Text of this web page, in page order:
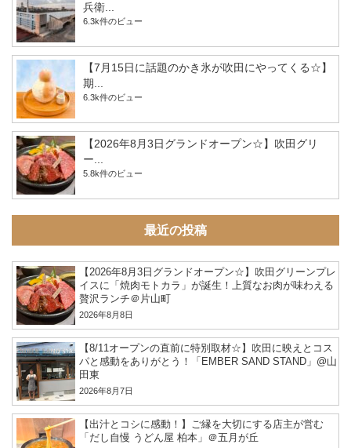
兵衛...
6.3k件のビュー
【7月15日に話題のかき氷が吹田にやってくる☆】
期...
6.3k件のビュー
【2026年8月3日グランドオープン☆】吹田グリ
ー...
5.8k件のビュー
最近の投稿
【2026年8月3日グランドオープン☆】吹田グリーンプレ
イスに「焼肉モトカラ」が誕生！上質なお肉が味わえる
贅沢ランチ＠片山町
2026年8月8日
【8/11オープンの直前に特別取材☆】吹田に映えとコス
パと感動をありがとう！「EMBER SAND STAND」@山
田東
2026年8月7日
【出汁とコシに感動！】ご縁を大切にする店主が営む
「だし自慢 うどん屋 柏本」＠五月が丘